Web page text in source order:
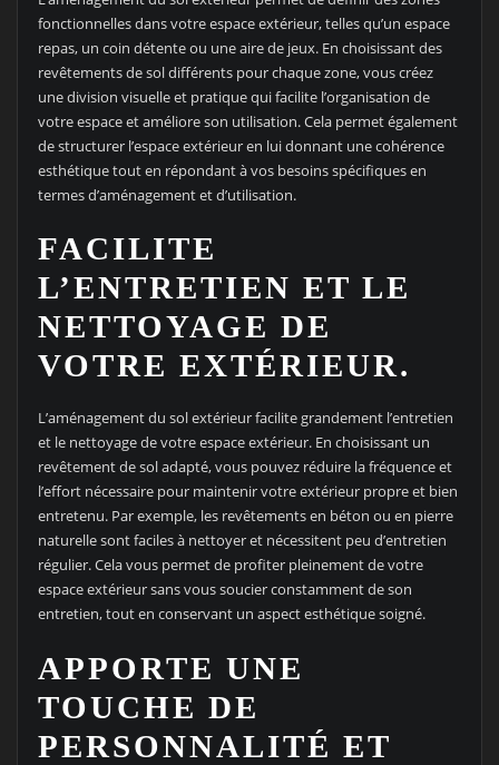
fonctionnelles dans votre espace extérieur, telles qu’un espace
repas, un coin détente ou une aire de jeux. En choisissant des
revêtements de sol différents pour chaque zone, vous créez
une division visuelle et pratique qui facilite l’organisation de
votre espace et améliore son utilisation. Cela permet également
de structurer l’espace extérieur en lui donnant une cohérence
esthétique tout en répondant à vos besoins spécifiques en
termes d’aménagement et d’utilisation.
FACILITE
L’ENTRETIEN ET LE
NETTOYAGE DE
VOTRE EXTÉRIEUR.
L’aménagement du sol extérieur facilite grandement l’entretien
et le nettoyage de votre espace extérieur. En choisissant un
revêtement de sol adapté, vous pouvez réduire la fréquence et
l’effort nécessaire pour maintenir votre extérieur propre et bien
entretenu. Par exemple, les revêtements en béton ou en pierre
naturelle sont faciles à nettoyer et nécessitent peu d’entretien
régulier. Cela vous permet de profiter pleinement de votre
espace extérieur sans vous soucier constamment de son
entretien, tout en conservant un aspect esthétique soigné.
APPORTE UNE
TOUCHE DE
PERSONNALITÉ ET